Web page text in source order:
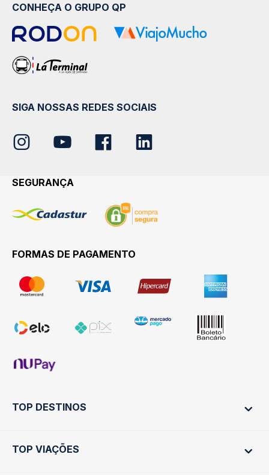
CONHEÇA O GRUPO QP
SIGA NOSSAS REDES SOCIAIS
SEGURANÇA
FORMAS DE PAGAMENTO
TOP DESTINOS
Ônibus Rio de Janeiro
TOP VIAÇÕES